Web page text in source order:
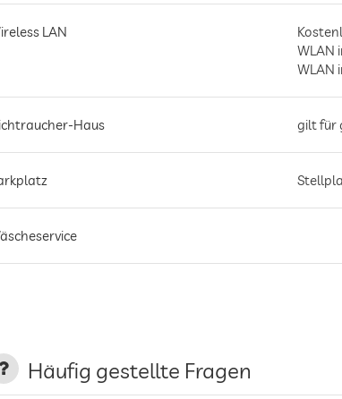
LAN
WLAN
WLAN
Haus gilt für
Häufig gestellte Fragen